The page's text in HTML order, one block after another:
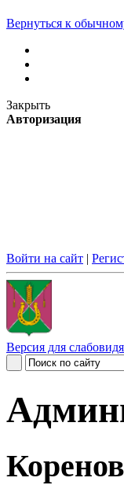
Вернуться к
Закрыть
Авторизация
Войти на сайт |
Версия для